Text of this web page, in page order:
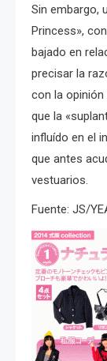
Sin embargo,
Princess»,
bajado en
precisar la
con la opinión
que la
influído en el
que antes
vestuarios.
Fuente: JS/